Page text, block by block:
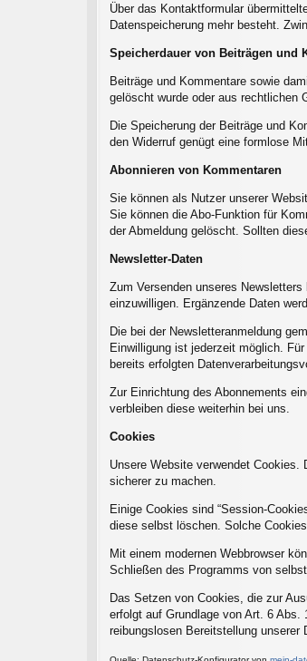
Über das Kontaktformular
Datenspeicherung mehr besteht.
Speicherdauer von Beiträgen und
Beiträge und Kommentare sowie
gelöscht wurde oder aus rechtlichen
Die Speicherung der Beiträge und
den Widerruf genügt eine formlose
Abonnieren von Kommentaren
Sie können als Nutzer unserer
Sie können die Abo-Funktion für
der Abmeldung gelöscht. Sollten
Newsletter-Daten
Zum Versenden unseres
einzuwilligen. Ergänzende Daten
Die bei der Newsletteranmeldung
Einwilligung ist jederzeit möglich.
bereits erfolgten
Zur Einrichtung des Abonnements
verbleiben diese weiterhin bei uns.
Cookies
Unsere Website verwendet
sicherer zu machen.
Einige Cookies sind “Session-
diese selbst löschen. Solche
Mit einem modernen Webbrowser
Schließen des Programms von
Das Setzen von Cookies, die zur
erfolgt auf Grundlage von Art. 6
reibungslosen Bereitstellung unserer